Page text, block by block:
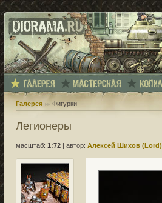
Галерея Фигурки
Легионеры
масштаб: 1:72 автор: Алексей Шихов (Lord)